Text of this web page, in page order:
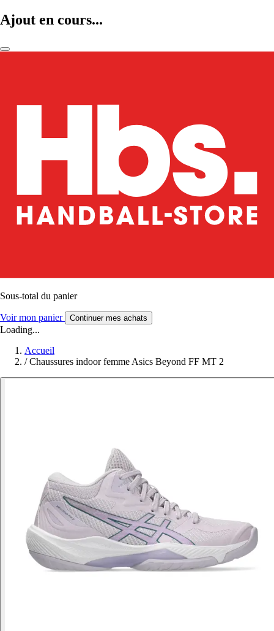
Ajout en cours...
Sous-total du panier
Voir mon panier Continuer mes achats
Loading...
Accueil
/ Chaussures indoor femme Asics Beyond FF MT 2